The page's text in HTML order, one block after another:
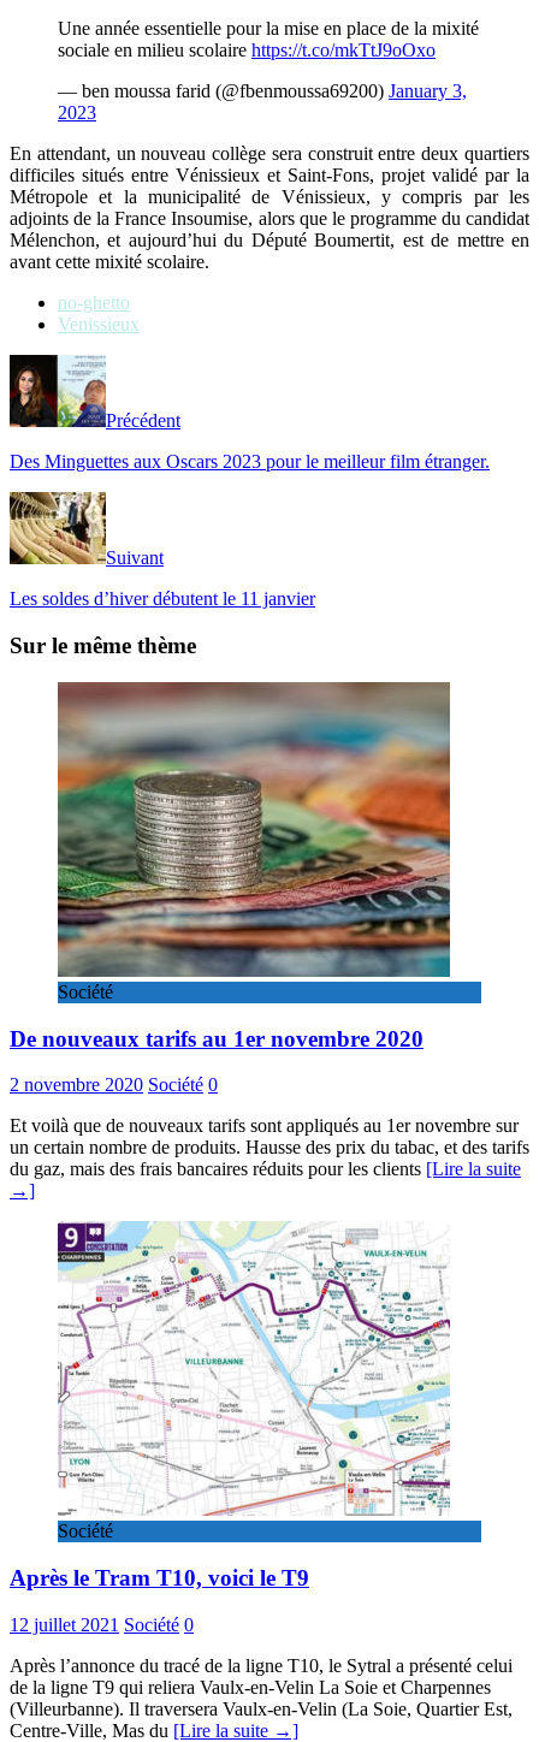
Une année essentielle pour la mise en place de la mixité
sociale en milieu scolaire https://t.co/mkTtJ9oOxo
— ben moussa farid (@fbenmoussa69200) January 3,
2023
En attendant, un nouveau collège sera construit entre deux quartiers
difficiles situés entre Vénissieux et Saint-Fons, projet validé par la
Métropole et la municipalité de Vénissieux, y compris par les
adjoints de la France Insoumise, alors que le programme du candidat
Mélenchon, et aujourd’hui du Député Boumertit, est de mettre en
avant cette mixité scolaire.
no-ghetto
Venissieux
Précédent
Des Minguettes aux Oscars 2023 pour le meilleur film étranger.
Suivant
Les soldes d’hiver débutent le 11 janvier
Sur le même thème
Société
De nouveaux tarifs au 1er novembre 2020
2 novembre 2020 Société 0
Et voilà que de nouveaux tarifs sont appliqués au 1er novembre sur
un certain nombre de produits. Hausse des prix du tabac, et des tarifs
du gaz, mais des frais bancaires réduits pour les clients [Lire la suite
→]
Société
Après le Tram T10, voici le T9
12 juillet 2021 Société 0
Après l’annonce du tracé de la ligne T10, le Sytral a présenté celui
de la ligne T9 qui reliera Vaulx-en-Velin La Soie et Charpennes
(Villeurbanne). Il traversera Vaulx-en-Velin (La Soie, Quartier Est,
Centre-Ville, Mas du [Lire la suite →]